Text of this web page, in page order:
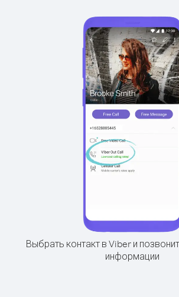
Выбрать контакт в Viber и
информации